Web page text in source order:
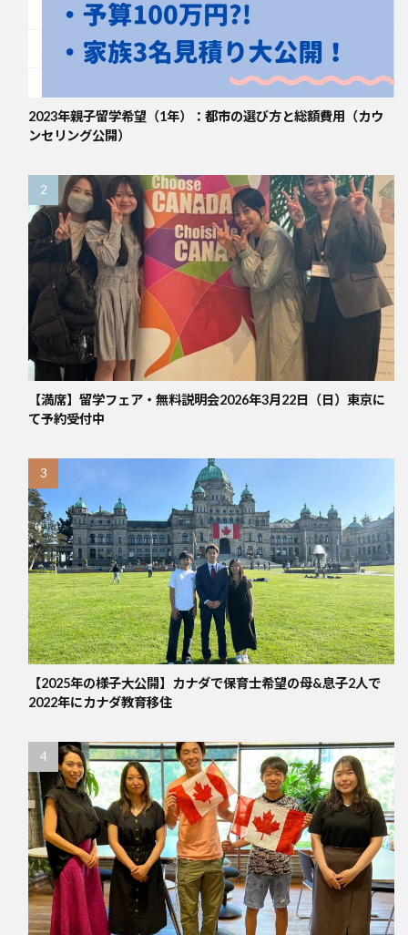
2023年親子留学希望（1年）：都市の選び方と総額費用（カウ
ンセリング公開）
【満席】留学フェア・無料説明会2026年3月22日（日）東京に
て予約受付中
【2025年の様子大公開】カナダで保育士希望の母&息子2人で
2022年にカナダ教育移住